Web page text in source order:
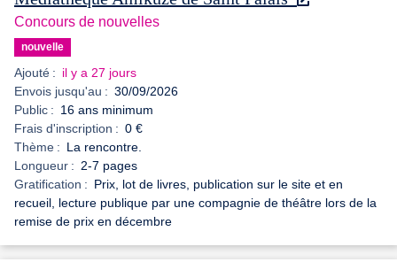
Concours de nouvelles
nouvelle
Ajouté : il y a 27 jours
Envois jusqu'au : 30/09/2026
Public : 16 ans minimum
Frais d'inscription : 0 €
Thème : La rencontre.
Longueur : 2-7 pages
Gratification : Prix, lot de livres, publication sur le site et en
recueil, lecture publique par une compagnie de théâtre lors de la
remise de prix en décembre